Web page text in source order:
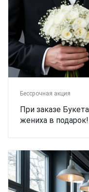
Бессрочная акция
При заказе
жениха в подарок!